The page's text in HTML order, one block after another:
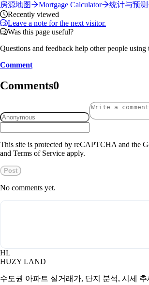
房源地图
Mortgage Calculator
统计与预测
Recently viewed
Leave a note for the next visitor.
Was this page useful?
Questions and feedback help other people using
Comment
Comments0
This site is protected by reCAPTCHA and the
and Terms of Service apply.
Post
No comments yet.
HL
HUZY LAND
수도권 아파트 실거래가, 단지 분석, 시세